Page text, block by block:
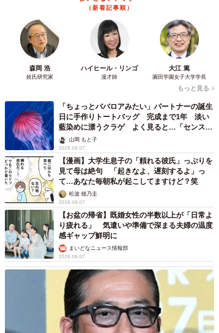
お気に入りの場所でお昼寝
（新着記事順）
森岡 浩
姓氏研究家
ハイヒール・リンゴ
漫才師
大江 篤
園田学園女子大学学長
もっと見る
「ちょっとババロアみたい」パートナーの誕生
日に手作りトートバッグ 完成まで1年 淡い
藍染めに漂うクラゲ よく見ると…「センスす
ごい」山岡 もと子
2026.08.07
【漫画】大学生息子の「頼れる彼氏」っぷりを
見て母は絶句 「起きなよ、遅刻するよ」っ
て…あなた毎朝私が起こしてますけど？笑
松波 穂乃圭
2026.08.07
【お盆の帰省】既婚女性の半数以上が「日常よ
り疲れる」 気遣いや準備で深まる夫婦の温度
感ギャップ鮮明に
まいどなニュース情報部
2026.08.07